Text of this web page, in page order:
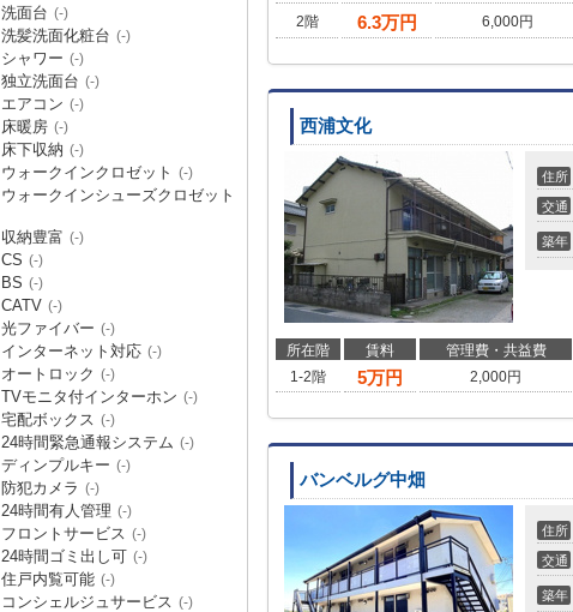
2階
6.3万円 6,000円
西浦文化
住所
交通
築年
所在階 賃料 管理費・共益費
1-2階
5万円 2,000円
バンベルグ中畑
住所
交通
築年
洗面台 (-)
洗髪洗面化粧台 (-)
シャワー (-)
独立洗面台 (-)
エアコン (-)
床暖房 (-)
床下収納 (-)
ウォークインクロゼット (-)
ウォークインシューズクロゼット
収納豊富 (-)
CS (-)
BS (-)
CATV (-)
光ファイバー (-)
インターネット対応 (-)
オートロック (-)
TVモニタ付インターホン (-)
宅配ボックス (-)
24時間緊急通報システム (-)
ディンプルキー (-)
防犯カメラ (-)
24時間有人管理 (-)
フロントサービス (-)
24時間ゴミ出し可 (-)
住戸内覧可能 (-)
コンシェルジュサービス (-)